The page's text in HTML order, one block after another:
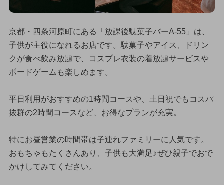
京都・四条河原町にある「放課後駄菓子バーA-55」は、
子供が主役になれるお店です。駄菓子やアイス、ドリン
クが食べ飲み放題で、コスプレ衣装の着放題サービスや
ボードゲームも楽しめます。
平日利用がおすすめの1時間コースや、土日祝でもコスパ
抜群の2時間コースなど、お得なプランが充実。
特にお昼営業の時間帯は子連れファミリーに人気です。
おもちゃもたくさんあり、子供も大満足♪ぜひ親子でおで
かけしてみてください。